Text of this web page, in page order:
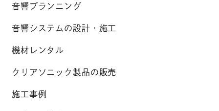
音響プランニング
音響システムの設計・施工
機材レンタル
クリアソニック製品の販売
施工事例